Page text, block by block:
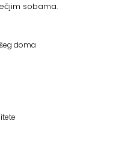
sobama.
doma